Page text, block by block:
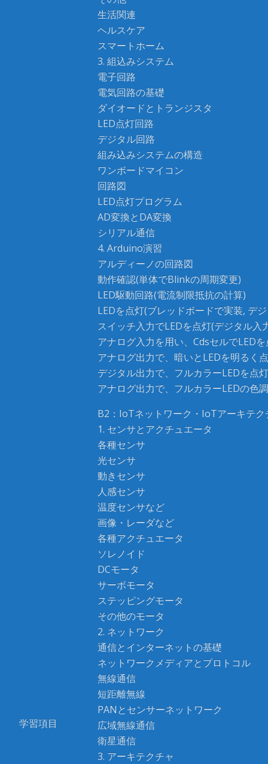
学習項目
生活関連
ヘルスケア
スマートホーム
3. 組込みシステム
電子回路
電気回路の基礎
ダイオードとトランジスタ
LED点灯回路
デジタル回路
組み込みシステムの構造
ワンボードマイコン
回路図
LED点灯プログラム
AD変換とDA変換
シリアル通信
4. Arduino演習
アルディーノの回路図
動作確認(単体でBlinkの周期変更)
LED駆動回路(電流制限抵抗の計算)
LEDを点灯(ブレッドボードで実装, デ
スイッチ入力でLEDを点灯(デジタル入
アナログ入力を用い、CdsセルでLED
アナログ出力で、暗いとLEDを明るく
デジタル出力で、フルカラーLEDを点灯
アナログ出力で、フルカラーLEDの色
B2：IoTネットワーク・IoTアーキテク
1. センサとアクチュエータ
各種センサ
光センサ
動きセンサ
人感センサ
温度センサなど
画像・レーダなど
各種アクチュエータ
ソレノイド
DCモータ
サーボモータ
ステッピングモータ
その他のモータ
2. ネットワーク
通信とインターネットの基礎
ネットワークメディアとプロトコル
無線通信
短距離無線
PANとセンサーネットワーク
広域無線通信
衛星通信
3. アーキテクチャ